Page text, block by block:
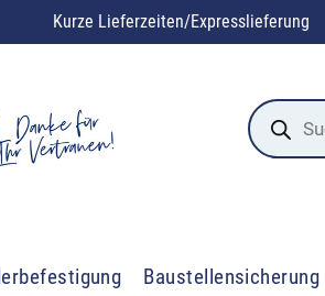
Kurze Lieferzeiten/Expresslieferung
Products
search
Baustellensicherung